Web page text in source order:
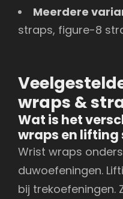
Meerdere
straps, figure-8
wraps &
Wat is het
wraps en lifting
Wrist wraps
duwoefeningen.
bij trekoefeningen.